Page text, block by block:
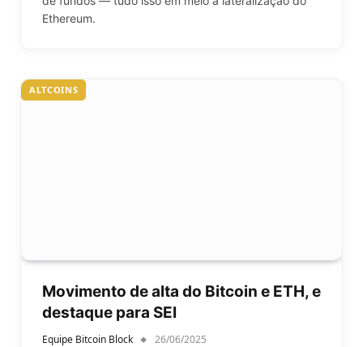
Ethereum.
ALTCOINS
Movimento de alta do Bitcoin e ETH, e
destaque para SEI
Equipe Bitcoin Block 26/06/2025